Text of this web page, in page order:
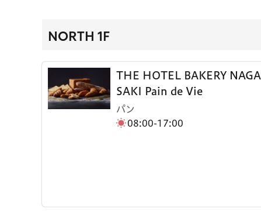
NORTH 1F
THE HOTEL BAKERY NAGA
SAKI Pain de Vie
パン
08:00-17:00